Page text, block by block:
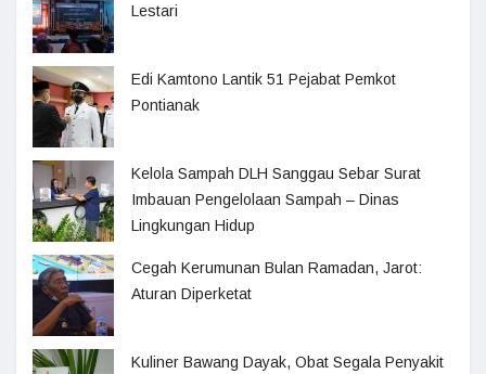
Lestari
Edi Kamtono Lantik 51 Pejabat Pemkot
Pontianak
Kelola Sampah DLH Sanggau Sebar Surat
Imbauan Pengelolaan Sampah – Dinas
Lingkungan Hidup
Cegah Kerumunan Bulan Ramadan, Jarot:
Aturan Diperketat
Kuliner Bawang Dayak, Obat Segala Penyakit